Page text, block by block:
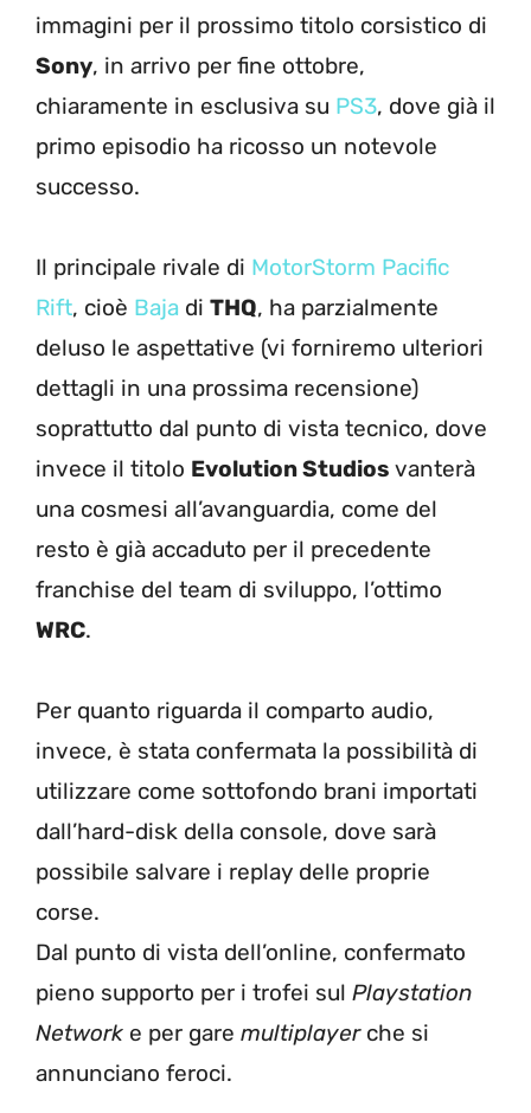
immagini per il prossimo titolo corsistico di
Sony, in arrivo per fine ottobre,
chiaramente in esclusiva su PS3, dove già il
primo episodio ha ricosso un notevole
successo.
Il principale rivale di MotorStorm Pacific
Rift, cioè Baja di THQ, ha parzialmente
deluso le aspettative (vi forniremo ulteriori
dettagli in una prossima recensione)
soprattutto dal punto di vista tecnico, dove
invece il titolo Evolution Studios vanterà
una cosmesi all’avanguardia, come del
resto è già accaduto per il precedente
franchise del team di sviluppo, l’ottimo
WRC.
Per quanto riguarda il comparto audio,
invece, è stata confermata la possibilità di
utilizzare come sottofondo brani importati
dall’hard-disk della console, dove sarà
possibile salvare i replay delle proprie
corse.
Dal punto di vista dell’online, confermato
pieno supporto per i trofei sul Playstation
Network e per gare multiplayerche si
annunciano feroci.